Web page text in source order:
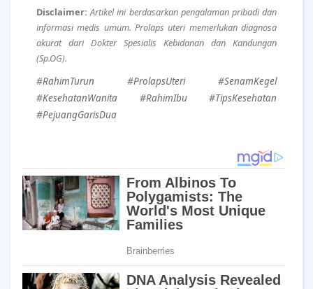
Disclaimer: Artikel ini berdasarkan pengalaman pribadi dan
informasi medis umum. Prolaps uteri memerlukan diagnosa
akurat dari Dokter Spesialis Kebidanan dan Kandungan
(Sp.OG).
#RahimTurun #ProlapsUteri #SenamKegel
#KesehatanWanita #RahimIbu #TipsKesehatan
#PejuangGarisDua